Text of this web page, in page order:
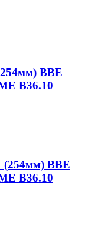
BBE
B36.10
BBE
B36.10